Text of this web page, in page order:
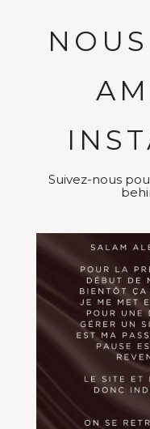
Suivez-nous